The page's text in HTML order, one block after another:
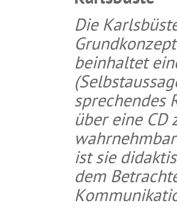
Die
beinhaltet
sprechendes
über eine CD
ist sie
dem